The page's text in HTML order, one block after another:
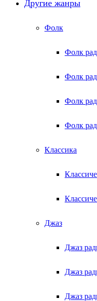
Другие жанры
Фолк
Фолк
Фолк
Фолк
Фолк
Классика
Джаз
Джаз
Джаз
Джаз